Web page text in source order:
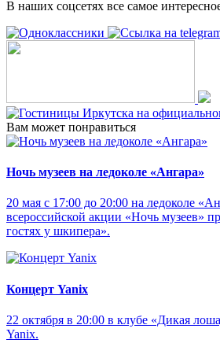
В наших соцсетях все самое
Вам может понравиться
Ночь музеев на ледоколе «Ангара»
20 мая с 17:00 до 20:00 на ледоколе
всероссийской акции «Ночь музеев»
гостях у шкипера».
Концерт Yanix
22 октября в 20:00 в клубе «Дикая
Yanix.